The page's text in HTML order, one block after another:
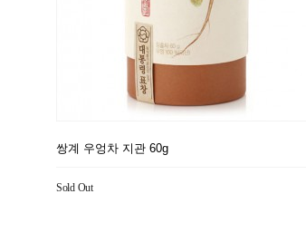
쌍계 우엉차 지관 60g
Sold Out